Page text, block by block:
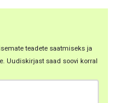
teadete saatmiseks ja
Uudiskirjast saad soovi korral